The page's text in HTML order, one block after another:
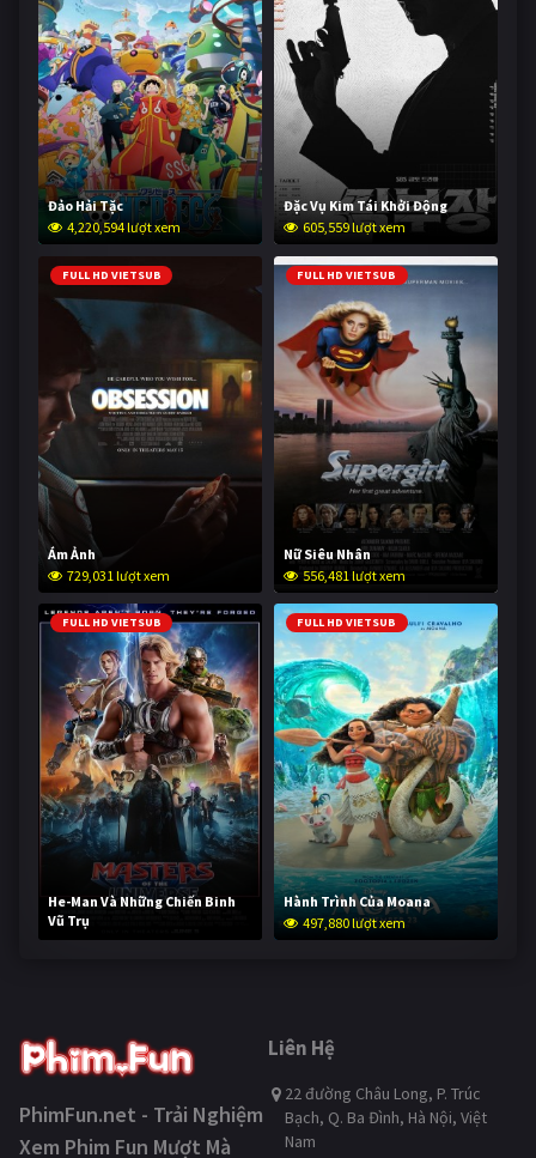
Đảo Hải Tặc
4,220,594 lượt xem
Đặc Vụ Kim Tái Khởi Động
605,559 lượt xem
FULL HD VIETSUB
Ám Ảnh
729,031 lượt xem
FULL HD VIETSUB
Nữ Siêu Nhân
556,481 lượt xem
FULL HD VIETSUB
He-Man Và Những Chiến Binh
Vũ Trụ
247,316 lượt xem
FULL HD VIETSUB
Hành Trình Của Moana
497,880 lượt xem
PhimFun.net - Trải Nghiệm
Xem Phim Fun Mượt Mà
Liên Hệ
22 đường Châu Long, P. Trúc
Bạch, Q. Ba Đình, Hà Nội, Việt
Nam